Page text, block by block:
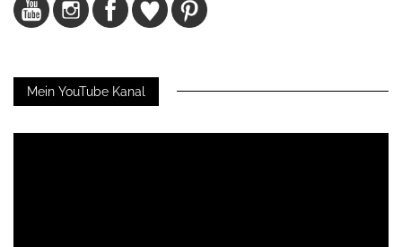
Mein YouTube Kanal